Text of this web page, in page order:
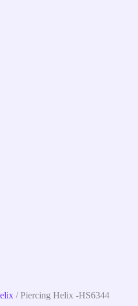
/ Piercing Helix -HS6344